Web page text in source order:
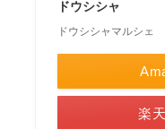
ドウシシャ
ドウシシャマルシェ
楽